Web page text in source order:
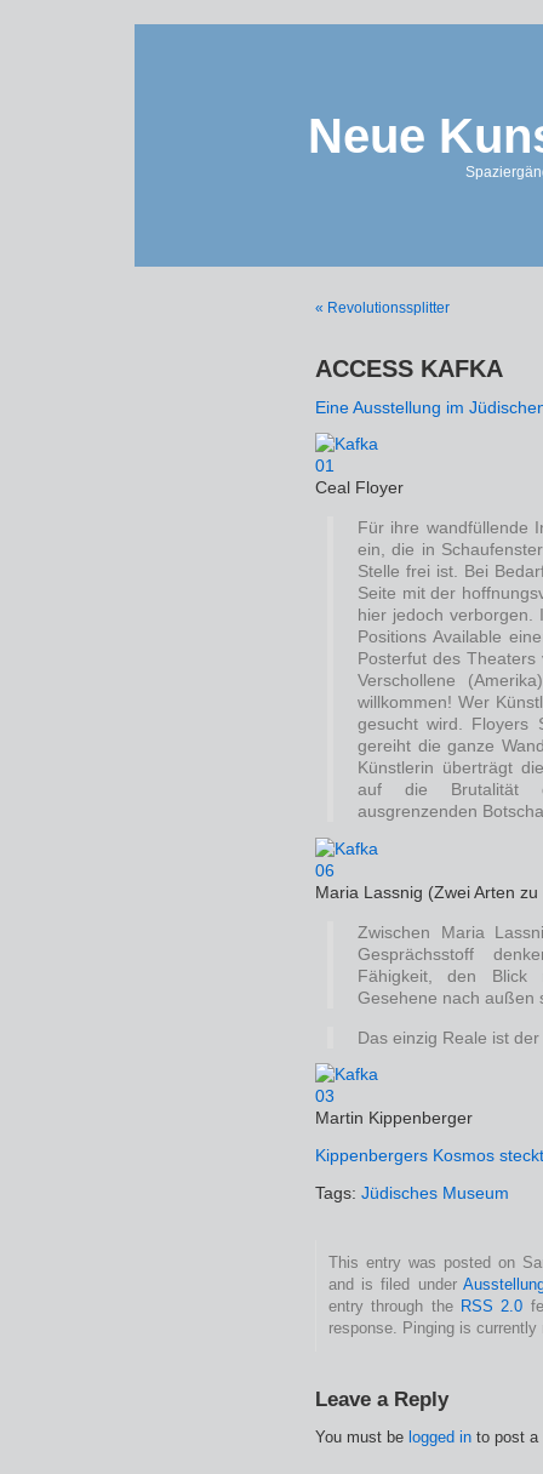
Neue
« Revolutionssplitter
ACCESS KAFKA
Eine Ausstellung im
Ceal Floyer
Für ihre wandfüllende
ein, die in
Stelle frei ist. Bei
Seite mit der
hier jedoch verborgen.
Positions Available
Posterfut des
Verschollene
willkommen! Wer
gesucht wird. Floyers
gereiht die ganze
Künstlerin überträgt
auf die Brutalität
ausgrenzenden
Maria Lassnig (Zwei Arten zu
Zwischen Maria
Gesprächsstoff
Fähigkeit, den
Gesehene nach außen
Das einzig Reale ist
Martin Kippenberger
Kippenbergers Kosmos steckt
Tags: Jüdisches Museum
This entry was posted on
and is filed under
entry through the RSS 2.0
response. Pinging is currently
Leave a Reply
You must be logged in to post a